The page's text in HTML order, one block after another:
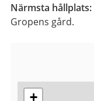
Närmsta hållplats:
Gropens gård.
+